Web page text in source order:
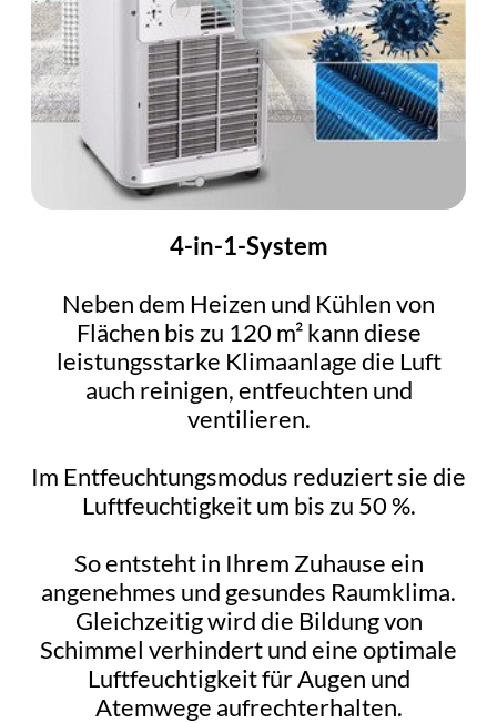
4-in-1-System
Neben dem Heizen und Kühlen von
Flächen bis zu 120 m² kann diese
leistungsstarke Klimaanlage die Luft
auch reinigen, entfeuchten und
ventilieren.
Im Entfeuchtungsmodus reduziert sie die
Luftfeuchtigkeit um bis zu 50 %.
So entsteht in Ihrem Zuhause ein
angenehmes und gesundes Raumklima.
Gleichzeitig wird die Bildung von
Schimmel verhindert und eine optimale
Luftfeuchtigkeit für Augen und
Atemwege aufrechterhalten.